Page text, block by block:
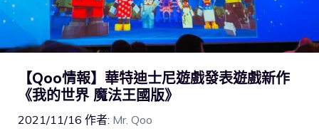
【Qoo情報】華特迪士尼遊戲發表遊戲新作
《我的世界 魔法王國版》
2021/11/16 作者: Mr. Qoo